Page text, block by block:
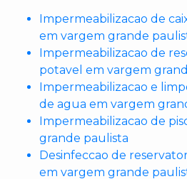
Impermeabilizacao de
em vargem grande
Impermeabilizacao de
potavel em vargem
Impermeabilizacao e
de agua em vargem
Impermeabilizacao de
grande paulista
Desinfeccao de
em vargem grande